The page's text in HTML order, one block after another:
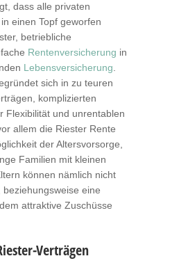
dass alle privaten
einen Topf geworfen
betriebliche
Rentenversicherung in
Lebensversicherung
sich in zu teuren
komplizierten
Flexibilität und unrentablen
allem die Riester Rente
der Altersvorsorge,
Familien mit kleinen
können nämlich nicht
eine
attraktive Zuschüsse
Verträgen